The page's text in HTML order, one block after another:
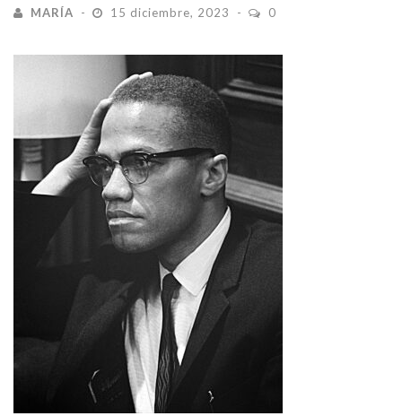
MARÍA 15 diciembre, 2023 0